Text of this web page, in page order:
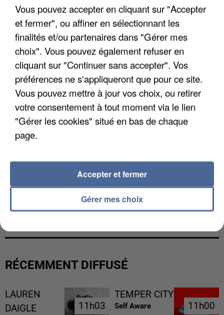
UNE TOURISTE DE L’OISE EMPORTÉE PAR UNE
COULÉE DE BOUE EN HAUTE-SAVOIE
LES DONNÉES DE 300 000 CLIENTS DÉROBÉES À
INTERMARCHÉ APRÈS UNE...
RÉCEMMENT DIFFUSÉ
LAUREN
DAIGLE
11h03
11h03
TEMPER CITY
Self Aware 11h00
11h00
Vous pouvez accepter en cliquant sur "Accepter
et fermer", ou affiner en sélectionnant les
finalités et/ou partenaires dans "Gérer mes
choix". Vous pouvez également refuser en
cliquant sur "Continuer sans accepter". Vos
préférences ne s'appliqueront que pour ce site.
Vous pouvez mettre à jour vos choix, ou retirer
votre consentement à tout moment via le lien
"Gérer les cookies" situé en bas de chaque
page.
Gérer mes choix
Accepter et fermer